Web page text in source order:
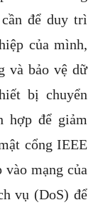
để duy trì
của mình,
và bảo vệ dữ
bị chuyển
hợp để giảm
cổng IEEE
mạng của
vụ (DoS) để